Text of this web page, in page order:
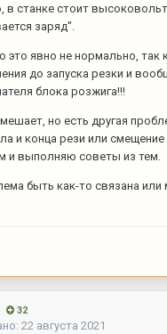
в станке стоит
заряд".
это явно не нормально, так
до запуска резки и
блока розжига!!!
но есть другая
и конца рези или смещение
и выполняю советы из тем.
быть как-то связана или
32
22 августа 2021